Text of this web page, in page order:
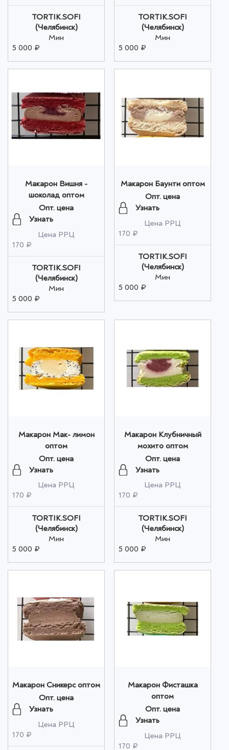
TORTIK.SOFI
(Челябинск)
Мин
5 000 ₽
TORTIK.SOFI
(Челябинск)
Мин
5 000 ₽
Макарон Вишня -
шоколад оптом
Опт. цена
Узнать
Цена РРЦ
170 ₽
TORTIK.SOFI
(Челябинск)
Мин
5 000 ₽
Макарон Баунти оптом
Опт. цена
Узнать
Цена РРЦ
170 ₽
TORTIK.SOFI
(Челябинск)
Мин
5 000 ₽
Макарон Мак- лимон
оптом
Опт. цена
Узнать
Цена РРЦ
170 ₽
TORTIK.SOFI
(Челябинск)
Мин
5 000 ₽
Макарон Клубничный
мохито оптом
Опт. цена
Узнать
Цена РРЦ
170 ₽
TORTIK.SOFI
(Челябинск)
Мин
5 000 ₽
Макарон Сникерс оптом
Опт. цена
Узнать
Цена РРЦ
170 ₽
Макарон Фисташка
оптом
Опт. цена
Узнать
Цена РРЦ
170 ₽